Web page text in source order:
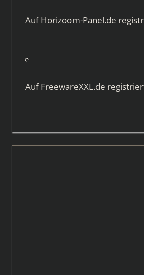
AufHorizoom-Panel.de
AufFreewareXXL.de